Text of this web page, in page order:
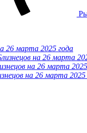
26 марта 2025 года
на 26 марта
на 26 марта
на 26 марта 2025